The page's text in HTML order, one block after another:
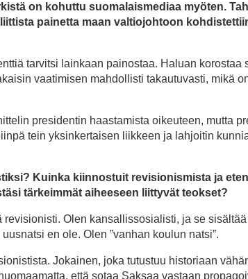
on kohuttu suomalaismediaa myöten.
painetta maan valtiojohtoon
tarvitsi lainkaan painostaa. Haluan korostaa
vaatimisen mahdollisti takautuvasti, mikä
presidentin haastamista oikeuteen, mutta
tein yksinkertaisen liikkeen ja lahjoitin
Kuinka kiinnostuit revisionismista ja
tärkeimmät aiheeseen liittyvät teokset?
Olen kansallissosialisti, ja se
en ole. Olen ”vanhan koulun natsi”.
Jokainen, joka tutustuu historiaan
että sotaa Saksaa vastaan